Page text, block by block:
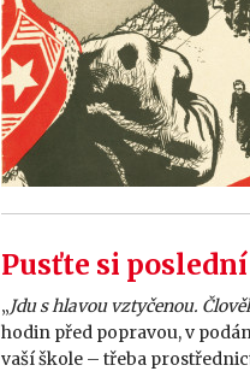
Pusťte si
„Jdu s hlavou vztyčenou.
hodin před popravou, v
vaší škole – třeba